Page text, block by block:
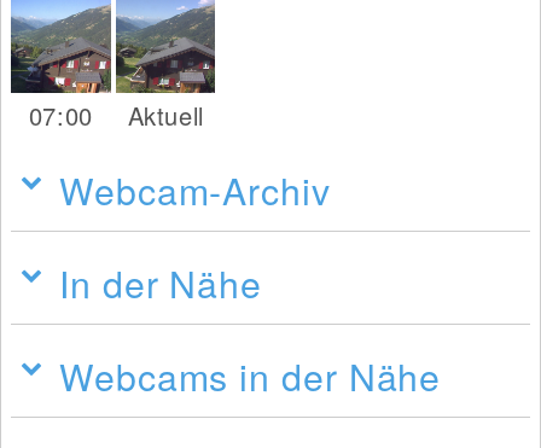
07:00 Aktuell
Webcam-Archiv
In der Nähe
Webcams in der Nähe